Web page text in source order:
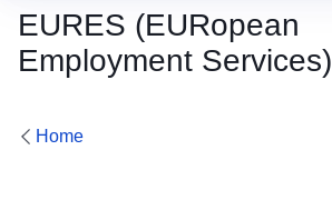
EURES (EURopean
Employment Services)
Home